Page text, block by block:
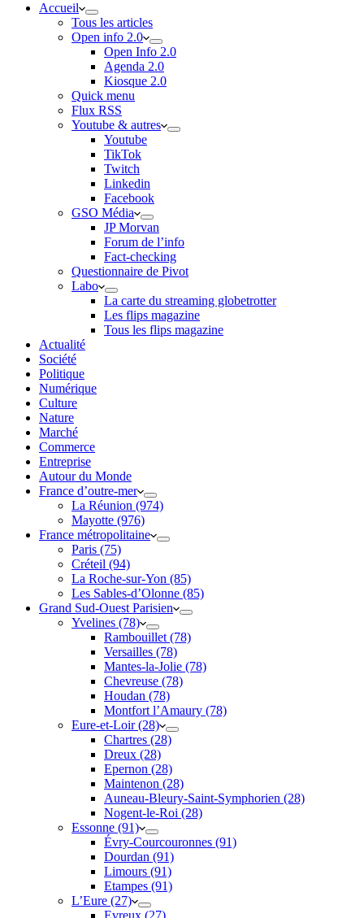
Accueil
Tous les articles
Open info 2.0
Open Info 2.0
Agenda 2.0
Kiosque 2.0
Quick menu
Flux RSS
Youtube & autres
Youtube
TikTok
Twitch
Linkedin
Facebook
GSO Média
JP Morvan
Forum de l’info
Fact-checking
Questionnaire de Pivot
Labo
La carte du streaming globetrotter
Les flips magazine
Tous les flips magazine
Actualité
Société
Politique
Numérique
Culture
Nature
Marché
Commerce
Entreprise
Autour du Monde
France d’outre-mer
La Réunion (974)
Mayotte (976)
France métropolitaine
Paris (75)
Créteil (94)
La Roche-sur-Yon (85)
Les Sables-d’Olonne (85)
Grand Sud-Ouest Parisien
Yvelines (78)
Rambouillet (78)
Versailles (78)
Mantes-la-Jolie (78)
Chevreuse (78)
Houdan (78)
Montfort l’Amaury (78)
Eure-et-Loir (28)
Chartres (28)
Dreux (28)
Epernon (28)
Maintenon (28)
Auneau-Bleury-Saint-Symphorien (28)
Nogent-le-Roi (28)
Essonne (91)
Évry-Courcouronnes (91)
Dourdan (91)
Limours (91)
Etampes (91)
L’Eure (27)
Evreux (27)